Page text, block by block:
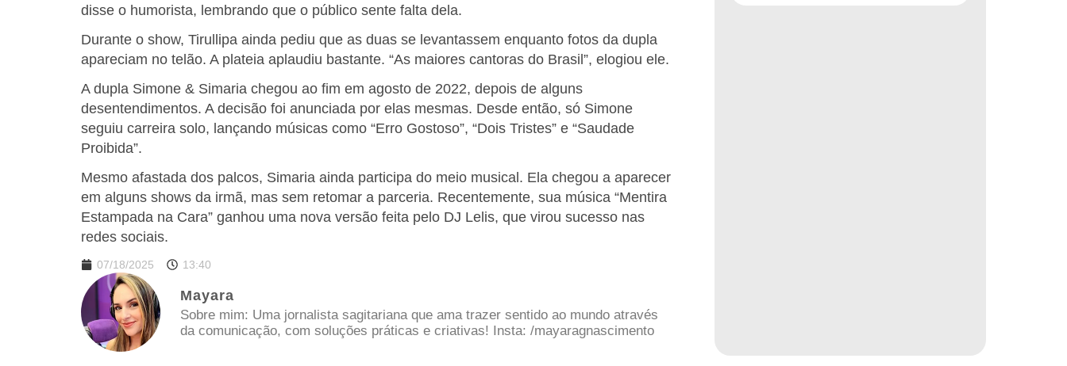
disse o humorista, lembrando que o público sente falta dela.
Durante o show, Tirullipa ainda pediu que as duas se levantassem enquanto fotos da dupla
apareciam no telão. A plateia aplaudiu bastante. “As maiores cantoras do Brasil”, elogiou ele.
A dupla Simone & Simaria chegou ao fim em agosto de 2022, depois de alguns
desentendimentos. A decisão foi anunciada por elas mesmas. Desde então, só Simone
seguiu carreira solo, lançando músicas como “Erro Gostoso”, “Dois Tristes” e “Saudade
Proibida”.
Mesmo afastada dos palcos, Simaria ainda participa do meio musical. Ela chegou a aparecer
em alguns shows da irmã, mas sem retomar a parceria. Recentemente, sua música “Mentira
Estampada na Cara” ganhou uma nova versão feita pelo DJ Lelis, que virou sucesso nas
redes sociais.
07/18/2025 13:40
Mayara
Sobre mim: Uma jornalista sagitariana que ama trazer sentido ao mundo através
da comunicação, com soluções práticas e criativas! Insta: /mayaragnascimento